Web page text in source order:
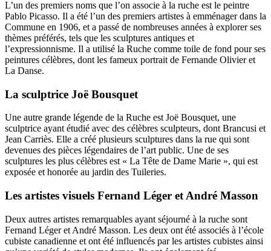
L’un des premiers noms que l’on associe à la ruche est le peintre
Pablo Picasso. Il a été l’un des premiers artistes à emménager dans la
Commune en 1906, et a passé de nombreuses années à explorer ses
thèmes préférés, tels que les sculptures antiques et
l’expressionnisme. Il a utilisé la Ruche comme toile de fond pour ses
peintures célèbres, dont les fameux portrait de Fernande Olivier et
La Danse.
La sculptrice Joë Bousquet
Une autre grande légende de la Ruche est Joë Bousquet, une
sculptrice ayant étudié avec des célèbres sculpteurs, dont Brancusi et
Jean Carriès. Elle a créé plusieurs sculptures dans la rue qui sont
devenues des pièces légendaires de l’art public. Une de ses
sculptures les plus célèbres est « La Tête de Dame Marie », qui est
exposée et honorée au jardin des Tuileries.
Les artistes visuels Fernand Léger et André Masson
Deux autres artistes remarquables ayant séjourné à la ruche sont
Fernand Léger et André Masson. Les deux ont été associés à l’école
cubiste canadienne et ont été influencés par les artistes cubistes ainsi